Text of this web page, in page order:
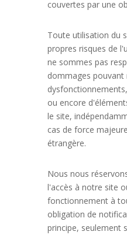
couvertes par une
Toute utilisation du
propres risques de
ne sommes pas
dommages pouvant
ou encore
le site,
cas de force
étrangère.
Nous nous
l'accès à notre site
fonctionnement à
obligation de
principe, seulement